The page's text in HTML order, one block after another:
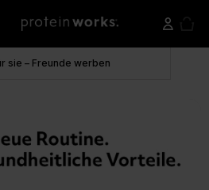
sie – Freunde werben